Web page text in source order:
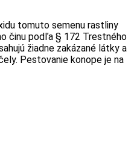
tomuto semenu rastliny
činu podľa § 172 Trestného
žiadne zakázané látky a
Pestovanie konope je na